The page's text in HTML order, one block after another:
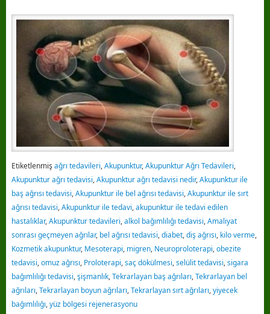
Etiketlenmiş ağrı tedavileri,Akupunktur,Akupunktur Ağrı Tedavileri,
Akupunktur ağrı tedavisi,Akupunktur ağrı tedavisi nedir,Akupunktur ile
baş ağrısı tedavisi,Akupunktur ile bel ağrısı tedavisi,Akupunktur ile sırt
ağrısı tedavisi,Akupunktur ile tedavi,akupunktur ile tedavi edilen
hastalıklar,Akupunktur tedavileri,alkol bağımlılığı tedavisi,Amaliyat
sonrası geçmeyen ağrılar, bel ağrısı tedavisi,diabet,diş ağrısı, kilo verme,
Kozmetik akupunktur, Mesoterapi, migren, Neuroproloterapi,obezite
tedavisi,omuz ağrısı, Proloterapi,saç dökülmesi,selülit tedavisi,sigara
bağımlılığı tedavisi,şişmanlık,Tekrarlayan baş ağrıları,Tekrarlayan bel
ağrıları,Tekrarlayan boyun ağrıları,Tekrarlayan sırt ağrıları,yiyecek
bağımlılığı,yüz bölgesi rejenerasyonu